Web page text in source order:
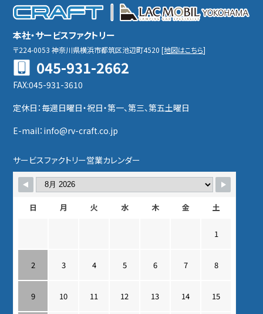
本社・サービスファクトリー
〒224-0053神奈川県横浜市都筑区池辺町4520[地図はこちら]
045-931-2662
FAX:045-931-3610
定休日：毎週日曜日・祝日・第一、第三、第五土曜日
E-mail：info@rv-craft.co.jp
サービスファクトリー営業カレンダー
日 月 火 水 木 金 土
1
2 3 4 5 6 7 8
9 10 11 12 13 14 15